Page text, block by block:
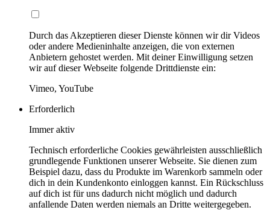
Durch das Akzeptieren dieser Dienste können wir dir Videos
oder andere Medieninhalte anzeigen, die von externen
Anbietern gehostet werden. Mit deiner Einwilligung setzen
wir auf dieser Webseite folgende Drittdienste ein:
Vimeo, YouTube
Erforderlich
Immer aktiv
Technisch erforderliche Cookies gewährleisten ausschließlich
grundlegende Funktionen unserer Webseite. Sie dienen zum
Beispiel dazu, dass du Produkte im Warenkorb sammeln oder
dich in dein Kundenkonto einloggen kannst. Ein Rückschluss
auf dich ist für uns dadurch nicht möglich und dadurch
anfallende Daten werden niemals an Dritte weitergegeben.